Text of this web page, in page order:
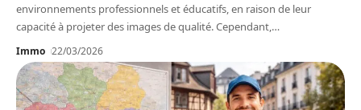
environnements professionnels et éducatifs, en raison de leur
capacité à projeter des images de qualité. Cependant,…
Immo 22/03/2026